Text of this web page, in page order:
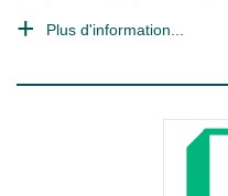
Plus d'information...